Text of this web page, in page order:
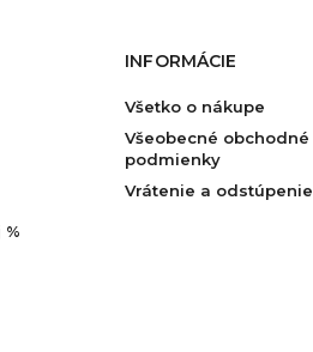
INFORMÁCIE
Všetko o nákupe
Všeobecné obchodné
podmienky
Vrátenie a odstúpenie